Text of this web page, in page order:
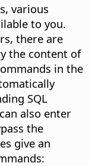
various
to you.
there are
the content of
in the
SQL
also enter
the
give an